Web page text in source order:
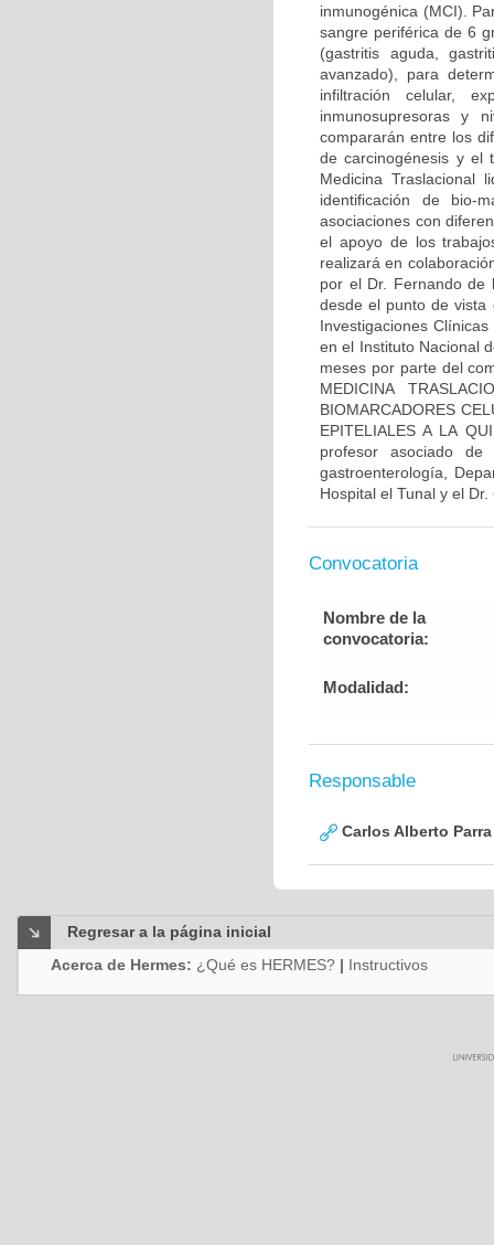
inmunogénica (MCI).
sangre periférica de 6
(gastritis aguda,
avanzado), para
infiltración celular,
inmunosupresoras y
compararán entre los
de carcinogénesis y el
Medicina Traslacional
identificación de bio-
asociaciones con
el apoyo de los
realizará en
por el Dr. Fernando de
desde el punto de vista
Investigaciones
en el Instituto Nacional
meses por parte del
MEDICINA
BIOMARCADORES
EPITELIALES A LA
profesor asociado
gastroenterología,
Hospital el Tunal y el
Convocatoria
Nombre de la
convocatoria:
Modalidad:
Responsable
Carlos Alberto
Regresar a la página inicial
Acerca de Hermes: ¿Qué es HERMES? | Instructivos